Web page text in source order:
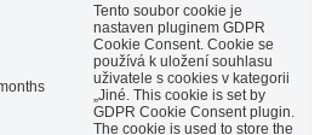
Tento soubor cookie je
nastaven pluginem GDPR
Cookie Consent. Cookie se
používá k uložení souhlasu
uživatele s cookies v kategorii
„Jiné. This cookie is set by
GDPR Cookie Consent plugin.
The cookie is used to store the